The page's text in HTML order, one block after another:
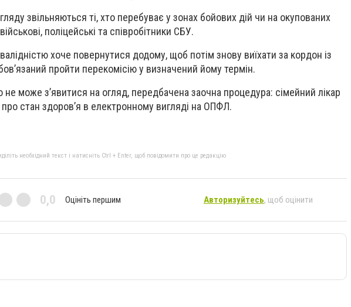
звільняються ті, хто перебуває у зонах бойових дій чи на окупованих
поліцейські та співробітники СБУ.
хоче повернутися додому, щоб потім знову виїхати за кордон із
пройти перекомісію у визначений йому термін.
не може з’явитися на огляд, передбачена заочна процедура: сімейний лікар
стан здоров’я в електронному вигляді на ОПФЛ.
необхідний текст і натисніть Ctrl + Enter, щоб повідомити про це редакцію
0,0 Оцініть першим Авторизуйтесь, щоб оцінити